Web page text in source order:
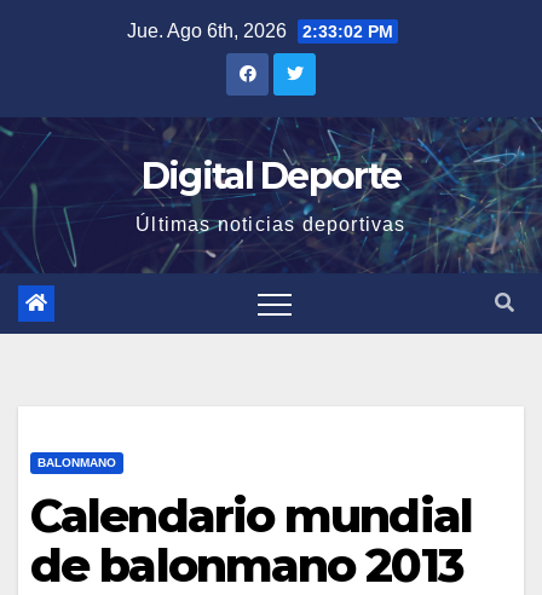
Jue. Ago 6th, 2026 2:33:03 PM
Digital Deporte
Últimas noticias deportivas
BALONMANO
Calendario mundial
de balonmano 2013